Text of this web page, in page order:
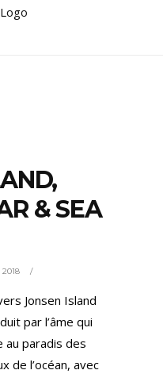
& SEA
Jonsen Island
par l’âme qui
au paradis des
de l’océan, avec